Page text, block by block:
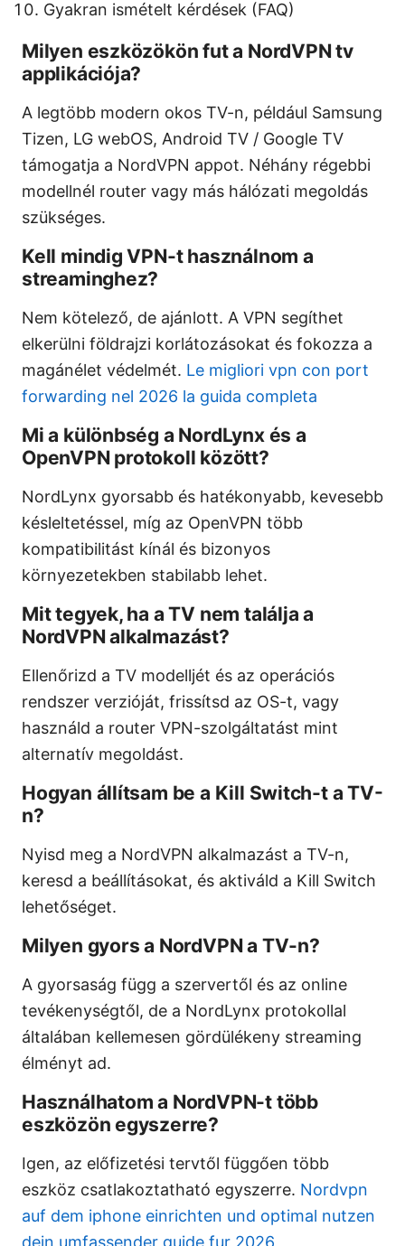
Gyakran ismételt kérdések (FAQ)
Milyen eszközökön fut a NordVPN tv
applikációja?
A legtöbb modern okos TV-n, például Samsung
Tizen, LG webOS, Android TV / Google TV
támogatja a NordVPN appot. Néhány régebbi
modellnél router vagy más hálózati megoldás
szükséges.
Kell mindig VPN-t használnom a
streaminghez?
Nem kötelező, de ajánlott. A VPN segíthet
elkerülni földrajzi korlátozásokat és fokozza a
magánélet védelmét. Le migliori vpn con port
forwarding nel 2026 la guida completa
Mi a különbség a NordLynx és a
OpenVPN protokoll között?
NordLynx gyorsabb és hatékonyabb, kevesebb
késleltetéssel, míg az OpenVPN több
kompatibilitást kínál és bizonyos
környezetekben stabilabb lehet.
Mit tegyek, ha a TV nem találja a
NordVPN alkalmazást?
Ellenőrizd a TV modelljét és az operációs
rendszer verzióját, frissítsd az OS-t, vagy
használd a router VPN-szolgáltatást mint
alternatív megoldást.
Hogyan állítsam be a Kill Switch-t a TV-
n?
Nyisd meg a NordVPN alkalmazást a TV-n,
keresd a beállításokat, és aktiváld a Kill Switch
lehetőséget.
Milyen gyors a NordVPN a TV-n?
A gyorsaság függ a szervertől és az online
tevékenységtől, de a NordLynx protokollal
általában kellemesen gördülékeny streaming
élményt ad.
Használhatom a NordVPN-t több
eszközön egyszerre?
Igen, az előfizetési tervtől függően több
eszköz csatlakoztatható egyszerre. Nordvpn
auf dem iphone einrichten und optimal nutzen
dein umfassender guide fur 2026